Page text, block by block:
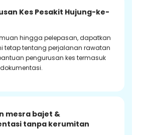
Kes Pesakit Hujung-ke-
hingga pelepasan, dapatkan
tetap tentang perjalanan rawatan
pengurusan kes termasuk
mesra bajet &
tanpa kerumitan